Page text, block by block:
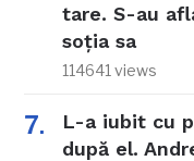
tare. S-au
soția sa
114641 views
L-a iubit cu
după el.